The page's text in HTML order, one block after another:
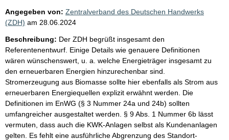
Angegeben von: Zentralverband des Deutschen Handwerks
(ZDH) am 28.06.2024
Beschreibung: Der ZDH begrüßt insgesamt den
Referentenentwurf. Einige Details wie genauere Definitionen
wären wünschenswert, u. a. welche Energieträger insgesamt zu
den erneuerbaren Energien hinzurechenbar sind.
Stromerzeugung aus Biomasse sollte hier ebenfalls als Strom aus
erneuerbaren Energiequellen explizit erwähnt werden. Die
Definitionen im EnWG (§ 3 Nummer 24a und 24b) sollten
umfangreicher ausgestaltet werden. § 9 Abs. 1 Nummer 6b lässt
vermuten, dass auch die KWK-Anlagen selbst als Kundenanlagen
gelten. Es fehlt eine ausführliche Abgrenzung des Standort-